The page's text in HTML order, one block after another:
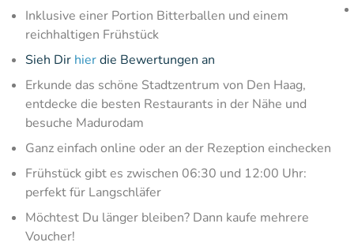
Inklusive einer Portion Bitterballen und einem
reichhaltigen Frühstück
Sieh Dir hierdie Bewertungen an
Erkunde das schöne Stadtzentrum von Den Haag,
entdecke die besten Restaurants in der Nähe und
besuche Madurodam
Ganz einfach online oder an der Rezeption einchecken
Frühstück gibt es zwischen 06:30 und 12:00 Uhr:
perfekt für Langschläfer
Möchtest Du länger bleiben? Dann kaufe mehrere
Voucher!